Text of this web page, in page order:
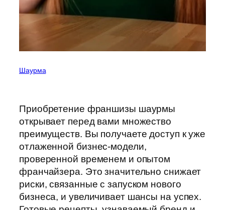
Шаурма
Приобретение франшизы шаурмы
открывает перед вами множество
преимуществ. Вы получаете доступ к уже
отлаженной бизнес-модели,
проверенной временем и опытом
франчайзера. Это значительно снижает
риски, связанные с запуском нового
бизнеса, и увеличивает шансы на успех.